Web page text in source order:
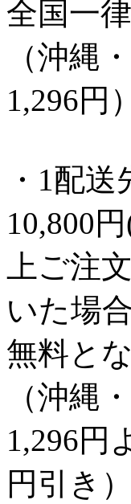
全国一律
（沖縄
1,296円）
・1配送
10,800
上ご注
いた場
無料と
（沖縄
1,296円
円引き）